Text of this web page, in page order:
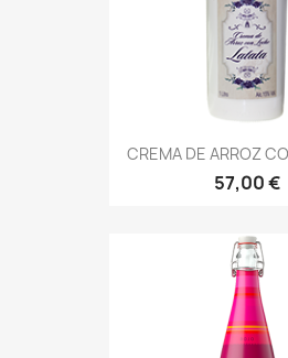
CREMA DE ARROZ
57,00 €